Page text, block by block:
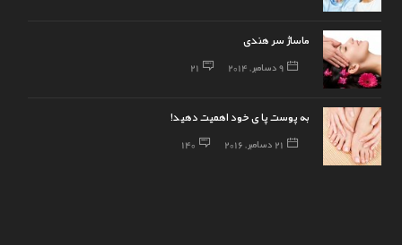
ماساژ سر هندی
9 دسامبر, 2014 21
به پوست پا ی خود اهمیت دهید!
21 دسامبر, 2016 140